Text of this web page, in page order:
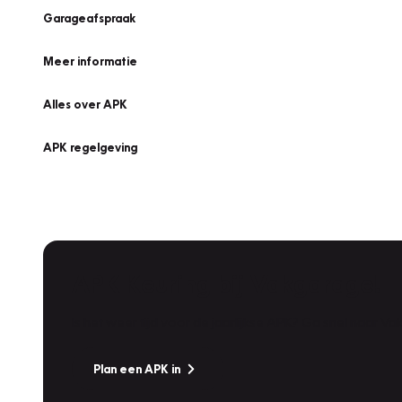
Garageafspraak
Meer informatie
Alles over APK
APK regelgeving
Plan een APK in